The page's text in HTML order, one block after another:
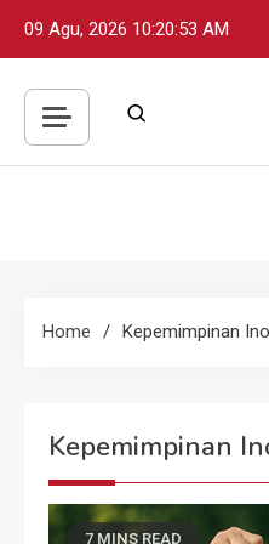
09 Agu, 2026 10:20:54 AM
Home Kepemimpinan
Kepemimpinan
7 MINS READ